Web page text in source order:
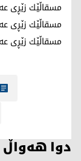
مسقاڵێك زێڕی عەیار (24) بە 423000
مسقاڵێك زێڕی عەیار (21) بە 372000
مسقاڵێك زێڕی عەیار (18) بە 317000
دوا هەواڵ